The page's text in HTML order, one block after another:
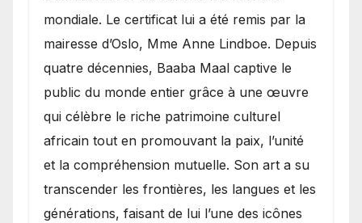
mondiale. Le certificat lui a été remis par la
mairesse d’Oslo, Mme Anne Lindboe. Depuis
quatre décennies, Baaba Maal captive le
public du monde entier grâce à une œuvre
qui célèbre le riche patrimoine culturel
africain tout en promouvant la paix, l’unité
et la compréhension mutuelle. Son art a su
transcender les frontières, les langues et les
générations, faisant de lui l’une des icônes